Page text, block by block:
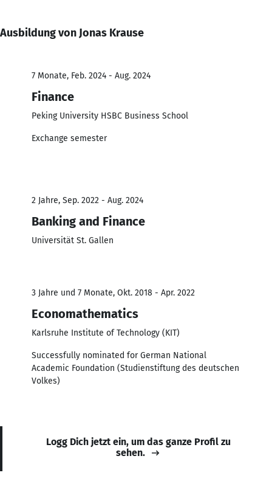
Ausbildung von Jonas Krause
7 Monate, Feb. 2024 - Aug. 2024
Finance
Peking University HSBC Business School
Exchange semester
2 Jahre, Sep. 2022 - Aug. 2024
Banking and Finance
Universität St. Gallen
3 Jahre und 7 Monate, Okt. 2018 - Apr. 2022
Economathematics
Karlsruhe Institute of Technology (KIT)
Successfully nominated for German National
Academic Foundation (Studienstiftung des deutschen
Volkes)
Logg Dich jetzt ein, um das ganze Profil zu
sehen.